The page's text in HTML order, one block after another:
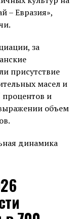
– Евразия»,
за
присутствие
масел и
и
объем
динамика